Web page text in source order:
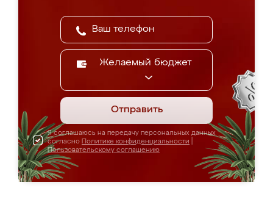
Желаемый бюджет
Отправить
Я соглашаюсь на передачу персональных данных
согласно Политике конфиденциальности
Пользовательскому соглашению